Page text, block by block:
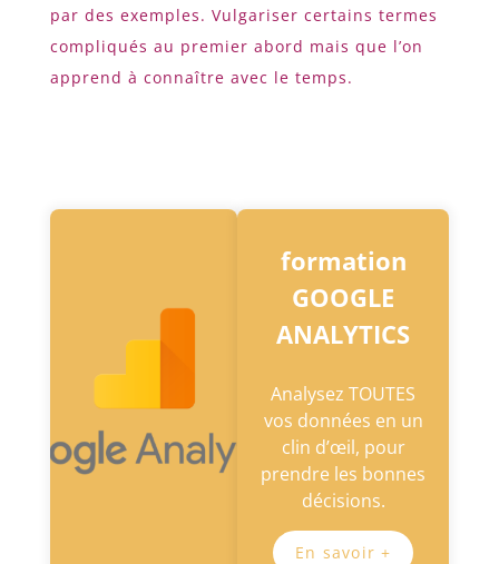
par des exemples. Vulgariser certains termes
compliqués au premier abord mais que l’on
apprend à connaître avec le temps.
formation
GOOGLE
ANALYTICS
Analysez TOUTES
vos données en un
clin d’œil, pour
prendre les bonnes
décisions.
En savoir +